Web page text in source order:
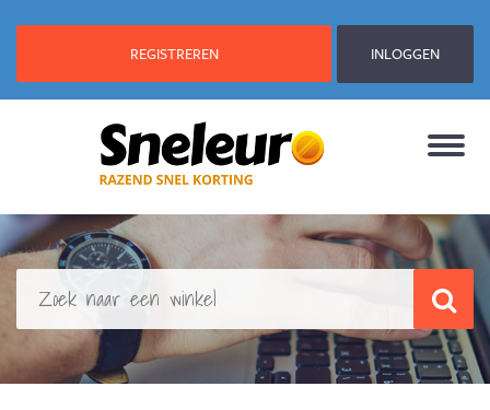
REGISTREREN INLOGGEN